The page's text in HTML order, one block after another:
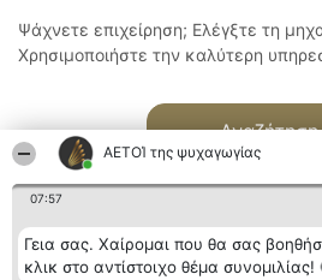
ΑΕΤΟΊ της ψυχαγωγίας
07:57
Γεια σας. Χαίρομαι που θα σας
κλικ στο αντίστοιχο θέμα συνομιλίας!
Ψάχνετε επιχείρηση; Ελέγξτε τη
Χρησιμοποιήστε την καλύτερη
Αναζήτηση